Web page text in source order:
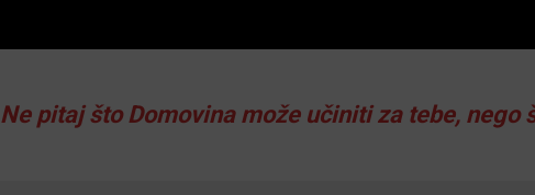
Ne pitaj što Domovina može učiniti za tebe, nego